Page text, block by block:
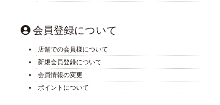
会員登録について
店舗での会員様について
新規会員登録について
会員情報の変更
ポイントについて